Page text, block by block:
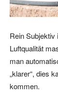
Rein
Luftqualität
man
„klarer“, dies
kommen.